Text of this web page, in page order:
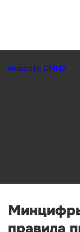
Новости СМИ2